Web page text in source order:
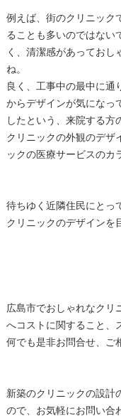
例えば、街のクリニック
ることも多いのではない
く、清潔感があっておし
ね。
良く、工事中の最中に通
からデザインが気になっ
したという、来院する方
クリニックの外観のデザ
ックの医療サービスのカ
待ちゆく近隣住民にとっ
クリニックのデザインを
広島市でおしゃれなク
へコストに関すること、
何でも是非お問合せ、ご
新築のクリニックの設計
ので、お気軽にお問い合